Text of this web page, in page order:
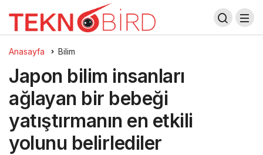
Anasayfa Bilim
Japon bilim insanları
ağlayan bir bebeği
yatıştırmanın en etkili
yolunu belirlediler